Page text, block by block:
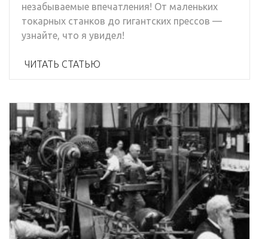
незабываемые впечатления! От маленьких
токарных станков до гигантских прессов —
узнайте, что я увидел!
ЧИТАТЬ СТАТЬЮ